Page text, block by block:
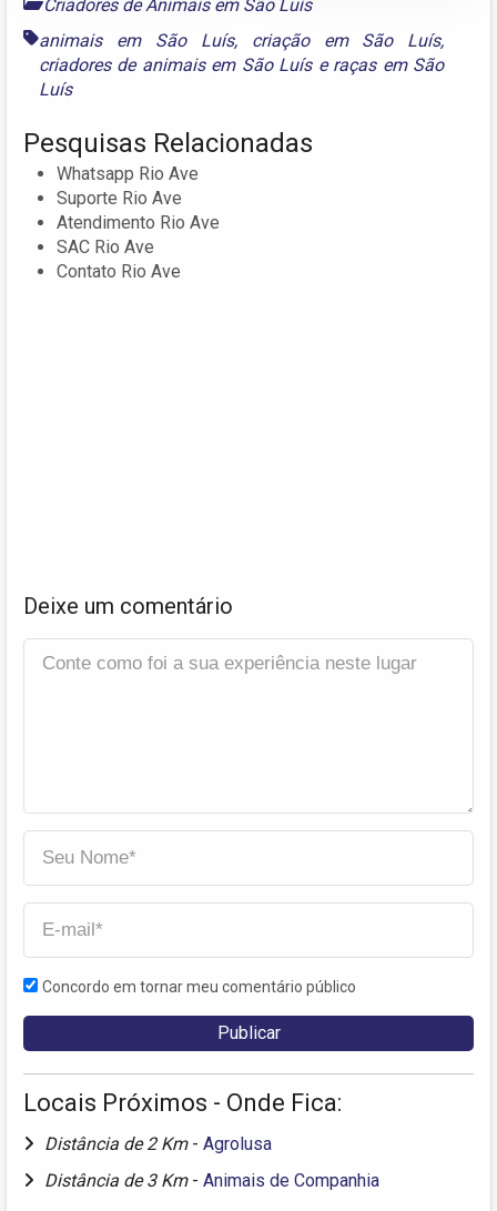
Criadores de Animais em São Luís
animais em São Luís, criação em São Luís,
criadores de animais em São Luíse raças em São
Luís
Pesquisas Relacionadas
Whatsapp Rio Ave
Suporte Rio Ave
Atendimento Rio Ave
SAC Rio Ave
Contato Rio Ave
Deixe um comentário
Concordo em tornar meu comentário público
Locais Próximos - Onde Fica:
Distância de 2 Km - Agrolusa
Distância de 3 Km - Animais de Companhia